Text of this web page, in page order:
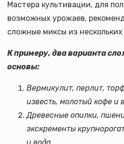
Мастера культивации, для
возможных урожаев,
сложные миксы из
К примеру, два варианта
основы:
Вермикулит, перлит,
известь, молотый кофе и
Древесные опилки,
экскременты